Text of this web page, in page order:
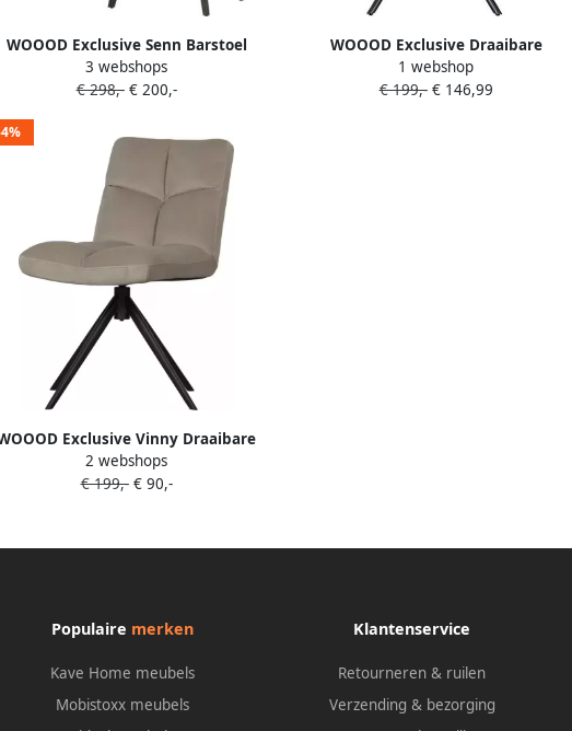
WOOOD Exclusive Senn Barstoel
Fluweel Zwart Set van 2
3 webshops
€ 298,-€ 200,-
WOOOD Exclusive Draaibare
Eetkamerstoel Amber Bouclé Lichtgrijs
1 webshop
€ 199,-€ 146,99
Exclusive Vinny Draaibare
Eetkamerstoel Velvet Zand 80x48x45
2 webshops
€ 199,-€ 90,-
Populaire merken
Kave Home meubels
Mobistoxx meubels
Klantenservice
Retourneren & ruilen
Verzending & bezorging